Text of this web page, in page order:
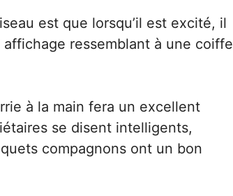
est que lorsqu’il est excité, il
ressemblant à une coiffe
à la main fera un excellent
se disent intelligents,
compagnons ont un bon